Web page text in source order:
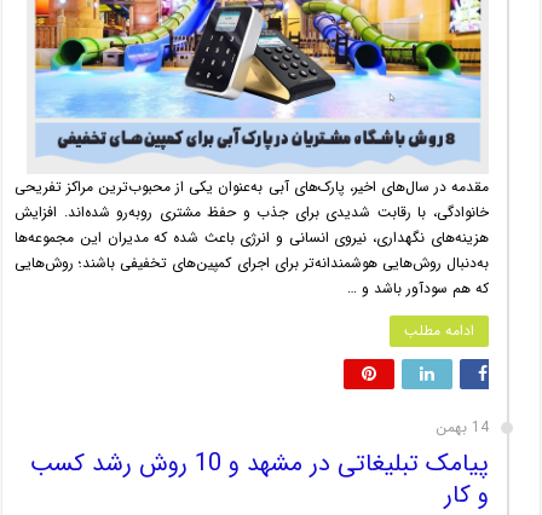
مقدمه در سال‌های اخیر، پارک‌های آبی به‌عنوان یکی از محبوب‌ترین مراکز تفریحی
خانوادگی، با رقابت شدیدی برای جذب و حفظ مشتری روبه‌رو شده‌اند. افزایش
هزینه‌های نگهداری، نیروی انسانی و انرژی باعث شده که مدیران این مجموعه‌ها
به‌دنبال روش‌هایی هوشمندانه‌تر برای اجرای کمپین‌های تخفیفی باشند؛ روش‌هایی
که هم سودآور باشد و …
ادامه مطلب
14 بهمن
پیامک تبلیغاتی در مشهد و 10 روش رشد کسب
و کار